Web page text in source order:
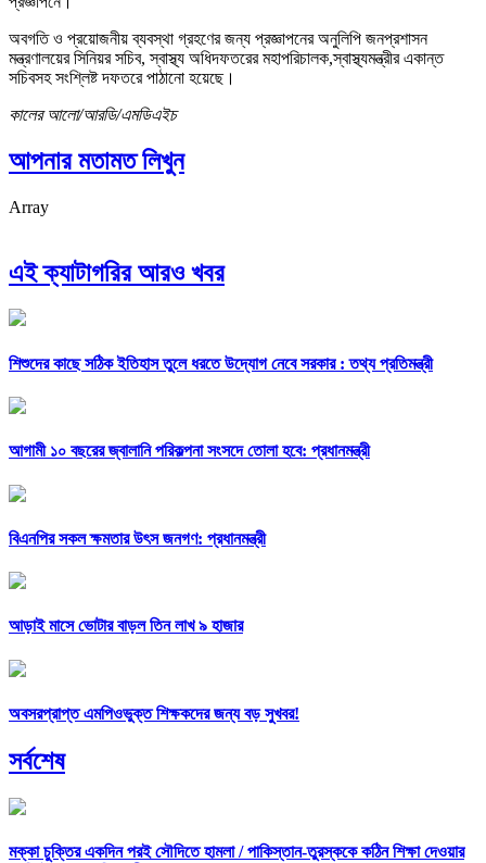
অবগতি ও প্রয়োজনীয় ব্যবস্থা গ্রহণের জন্য প্রজ্ঞাপনের অনুলিপি জনপ্রশাসন
মন্ত্রণালয়ের সিনিয়র সচিব, স্বাস্থ্য অধিদফতরের মহাপরিচালক,স্বাস্থ্যমন্ত্রীর একান্ত
সচিবসহ সংশ্লিষ্ট দফতরে পাঠানো হয়েছে।
কালের আলো/আরডি/এমডিএইচ
আপনার মতামত লিখুন
Array
এই ক্যাটাগরির আরও খবর
শিশুদের কাছে সঠিক ইতিহাস তুলে ধরতে উদ্যোগ নেবে সরকার : তথ্য প্রতিমন্ত্রী
আগামী ১০ বছরের জ্বালানি পরিকল্পনা সংসদে তোলা হবে: প্রধানমন্ত্রী
বিএনপির সকল ক্ষমতার উৎস জনগণ: প্রধানমন্ত্রী
আড়াই মাসে ভোটার বাড়ল তিন লাখ ৯ হাজার
অবসরপ্রাপ্ত এমপিওভুক্ত শিক্ষকদের জন্য বড় সুখবর!
সর্বশেষ
মক্কা চুক্তির একদিন পরই সৌদিতে হামলা /পাকিস্তান-তুরস্ককে কঠিন শিক্ষা দেওয়ার